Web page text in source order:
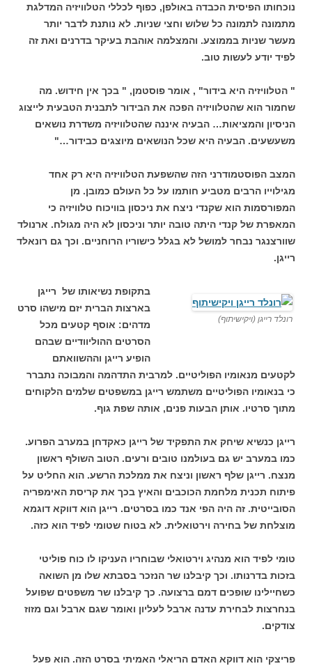
נוכחותו הפיסית הכבדה באולפן, כפוף לכללי הטלוויזיה המדלגת
מתמונה לתמונה כל שלוש וחצי שניות. לא נותנת לדבר יותר
מעשר שניות בממוצע. והמצלמה אוהבת בעיקר בדרנים ואת זה
לפיד יודע לעשות טוב.
" הטלוויזיה היא בידור" , אומר פוסטמן, " בכך אין חידוש. מה
שחמור הוא שהטלוויזיה הפכה את הבידור לתבנית הטבעית לייצוג
הניסיון והמציאות… הבעיה איננה שהטלוויזיה משדרת נושאים
משעשעים. הבעיה היא שכל הנושאים מיוצגים כבידור…"
המצב הפוסטמודרני הזה שהשפעת הטלוויזיה היא רק אחד
מגילוייו הרבים מטביע חותמו על כל העולם כמובן. מן
המפורסמות הוא שקנדי ניצח את ניכסון בוויכוח טלוויזיה כי
המאפרת של קנדי היתה טובה יותר וניכסון לא היה מגולח. ארנולד
שוורצנגר נבחר למושל לא בגלל כישוריו הרוחניים. וכך גם רונאלד
רייגן.
רונלד רייגן (ויקישיתוף)
בתקופת נשיאותו של רייגן
בארצות הברית יזם מישהו סרט
מדהים: אוסף קטעים מכל
הסרטים ההוליוודיים שבהם
הופיע רייגן וההשוואתם
לקטעים מנאומיו הפוליטיים. למרבית התדהמה והמבוכה נתברר
כי בנאומיו הפוליטיים משתמש רייגן במשפטים שלמים הלקוחים
מתוך סרטיו. אותן הבעות פנים, אותה שפת גוף.
רייגן כנשיא שיחק את התפקיד של רייגן כאקדחן במערב הפרוע.
כמו במערב יש גם בעולמנו טובים ורעים. הטוב השולף ראשון
מנצח. רייגן שלף ראשון וניצח את ממלכת הרשע. הוא החליט על
פיתוח תכנית מלחמת הכוכבים והאיץ בכך את קריסת האימפריה
הסובייטית. זה היה הפי אנד כמו בסרטים. רייגן הוא דווקא דוגמא
מוצלחת של בחירה וירטואלית. לא בטוח שטומי לפיד הוא כזה.
טומי לפיד הוא מנהיג וירטואלי שבוחריו העניקו לו כוח פוליטי
בזכות בדרנותו. וכך קיבלנו שר הנזכר בסבתא שלו מן השואה
כשחיילינו שופכים דמם ברצועה. כך קיבלנו שר משפטים שפועל
בנחרצות לבחירת עדנה ארבל לעליון ואומר שגם ארבל וגם מזוז
צודקים.
פריצקי הוא דווקא האדם הריאלי האמיתי בסרט הזה. הוא פעל